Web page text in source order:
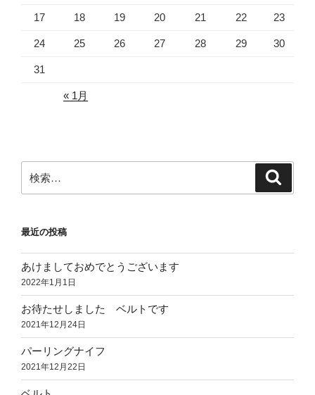
17 18 19 20 21 22 23
24 25 26 27 28 29 30
31
« 1月
索:
最近の投稿
あけましておめでとうございます
2022年1月1日
お待たせしました ベルトです
2021年12月24日
パーリングナイフ
2021年12月22日